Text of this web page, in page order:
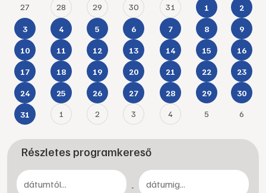
27 28 29 30 31 1 2
3 4 5 6 7 8 9
10 11 12 13 14 15 16
17 18 19 20 21 22 23
24 25 26 27 28 29 30
31 1 2 3 4 5 6
Részletes programkereső
-